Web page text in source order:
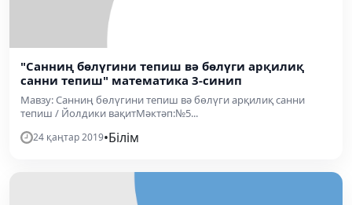
"Санниң бөлүгини тепиш вә бөлүги арқилиқ
санни тепиш" математика 3-синип
Мавзу: Санниң бөлүгини тепиш вә бөлүги арқилиқ санни
тепиш / Йолдики вақитМәктәп:№5...
24 қаңтар 2019•Білім